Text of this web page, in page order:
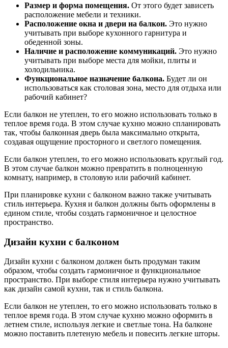
Размер и форма помещения. От этого будет зависеть
расположение мебели и техники.
Расположение окна и двери на балкон. Это нужно
учитывать при выборе кухонного гарнитура и
обеденной зоны.
Наличие и расположение коммуникаций. Это нужно
учитывать при выборе места для мойки, плиты и
холодильника.
Функциональное назначение балкона. Будет ли он
использоваться как столовая зона, место для отдыха или
рабочий кабинет?
Если балкон не утеплен, то его можно использовать только в
теплое время года. В этом случае кухню можно спланировать
так, чтобы балконная дверь была максимально открыта,
создавая ощущение просторного и светлого помещения.
Если балкон утеплен, то его можно использовать круглый год.
В этом случае балкон можно превратить в полноценную
комнату, например, в столовую или рабочий кабинет.
При планировке кухни с балконом важно также учитывать
стиль интерьера. Кухня и балкон должны быть оформлены в
едином стиле, чтобы создать гармоничное и целостное
пространство.
Дизайн кухни с балконом
Дизайн кухни с балконом должен быть продуман таким
образом, чтобы создать гармоничное и функциональное
пространство. При выборе стиля интерьера нужно учитывать
как дизайн самой кухни, так и стиль балкона.
Если балкон не утеплен, то его можно использовать только в
теплое время года. В этом случае кухню можно оформить в
летнем стиле, используя легкие и светлые тона. На балконе
можно поставить плетеную мебель и повесить легкие шторы.